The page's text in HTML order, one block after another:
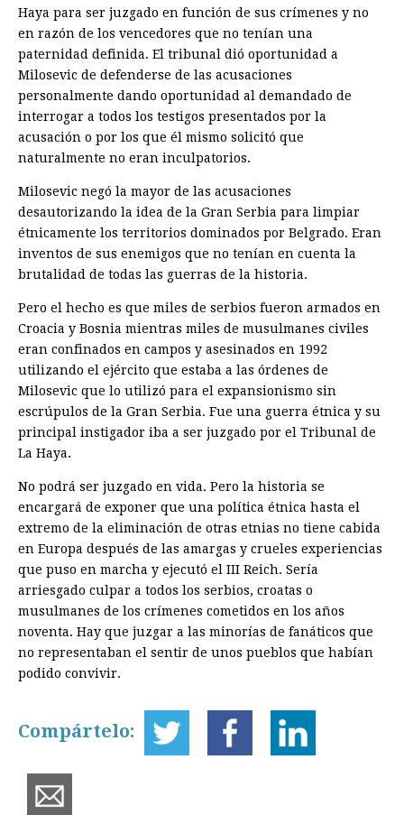
Haya para ser juzgado en función de sus crímenes y no
en razón de los vencedores que no tenían una
paternidad definida. El tribunal dió oportunidad a
Milosevic de defenderse de las acusaciones
personalmente dando oportunidad al demandado de
interrogar a todos los testigos presentados por la
acusación o por los que él mismo solicitó que
naturalmente no eran inculpatorios.
Milosevic negó la mayor de las acusaciones
desautorizando la idea de la Gran Serbia para limpiar
étnicamente los territorios dominados por Belgrado. Eran
inventos de sus enemigos que no tenían en cuenta la
brutalidad de todas las guerras de la historia.
Pero el hecho es que miles de serbios fueron armados en
Croacia y Bosnia mientras miles de musulmanes civiles
eran confinados en campos y asesinados en 1992
utilizando el ejército que estaba a las órdenes de
Milosevic que lo utilizó para el expansionismo sin
escrúpulos de la Gran Serbia. Fue una guerra étnica y su
principal instigador iba a ser juzgado por el Tribunal de
La Haya.
No podrá ser juzgado en vida. Pero la historia se
encargará de exponer que una política étnica hasta el
extremo de la eliminación de otras etnias no tiene cabida
en Europa después de las amargas y crueles experiencias
que puso en marcha y ejecutó el III Reich. Sería
arriesgado culpar a todos los serbios, croatas o
musulmanes de los crímenes cometidos en los años
noventa. Hay que juzgar a las minorías de fanáticos que
no representaban el sentir de unos pueblos que habían
podido convivir.
Compártelo: